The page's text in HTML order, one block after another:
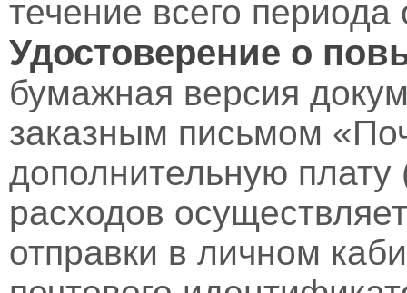
течение всего периода
Удостоверение о
бумажная версия
заказным письмом
дополнительную
расходов
отправки в личном